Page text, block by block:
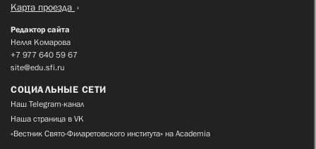
Карта проезда
Редактор сайта
Нелля Комарова
+7 977 640 59 67
site@edu.sfi.ru
СОЦИАЛЬНЫЕ СЕТИ
Наш Telegram-канал
Наша страница в VK
«Вестник Свято-Филаретовского института» на Academia